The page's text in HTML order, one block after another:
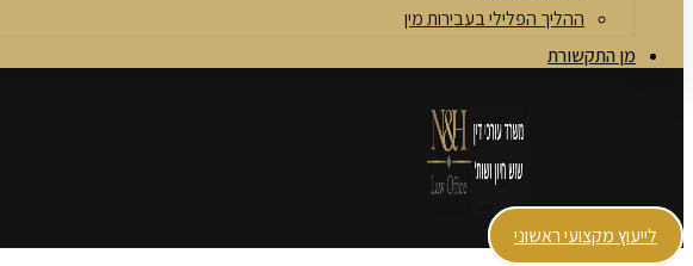
ההליך הפלילי בעבירות מין
מן התקשורת
לייעוץ מקצועי ראשוני